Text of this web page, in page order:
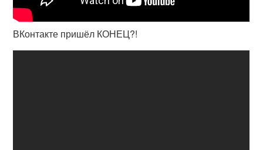
ВКонтакте пришёл КОНЕЦ?!